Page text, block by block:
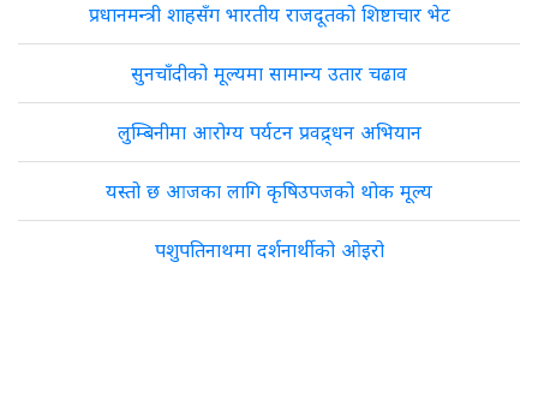
प्रधानमन्त्री शाहसँग भारतीय राजदूतको शिष्टाचार भेट
सुनचाँदीको मूल्यमा सामान्य उतार चढाव
लुम्बिनीमा आरोग्य पर्यटन प्रवद्र्धन अभियान
यस्तो छ आजका लागि कृषिउपजको थोक मूल्य
पशुपतिनाथमा दर्शनार्थीको ओइरो